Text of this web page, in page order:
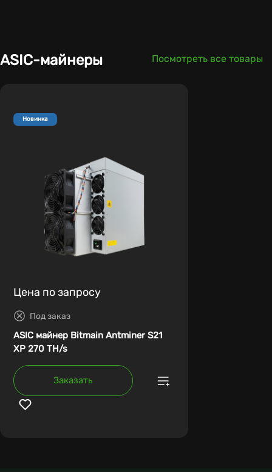
ASIC-майнеры Посмотреть все товары
Новинка
Цена по запросу
Под заказ
ASIC майнер Bitmain Antminer S21
XP 270 TH/s
Заказать